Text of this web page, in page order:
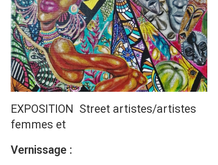
EXPOSITION Street artistes/artistes
femmes et
Vernissage :